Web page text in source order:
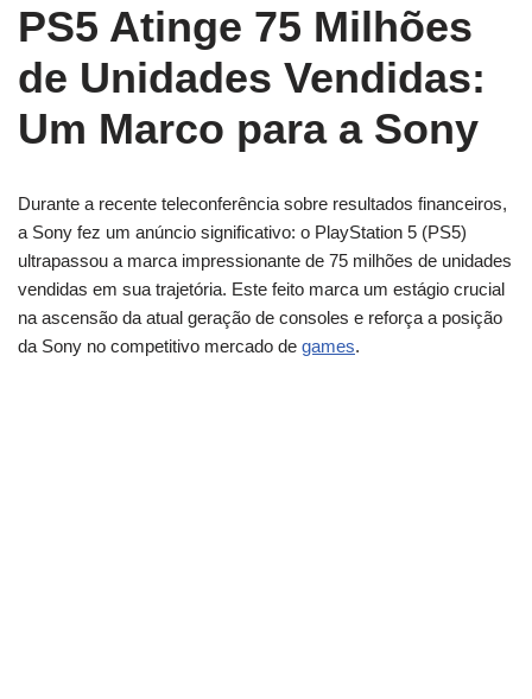
PS5 Atinge 75 Milhões
de Unidades Vendidas:
Um Marco para a Sony
Durante a recente teleconferência sobre resultados financeiros,
a Sony fez um anúncio significativo: o PlayStation 5 (PS5)
ultrapassou a marca impressionante de 75 milhões de unidades
vendidas em sua trajetória. Este feito marca um estágio crucial
na ascensão da atual geração de consoles e reforça a posição
da Sony no competitivo mercado de games.